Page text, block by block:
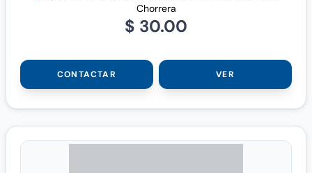
Chorrera
$ 30.00
CONTACTAR VER